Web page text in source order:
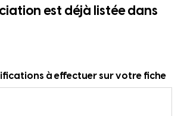
est déjà listée dans
à effectuer sur votre fiche